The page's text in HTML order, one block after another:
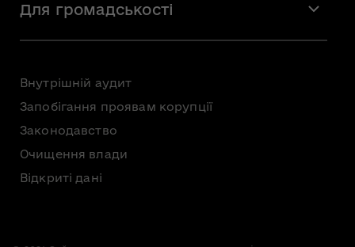
Мистецька освіта
Для громадськості
Громадська рада
Консультації з громадськістю
Доступ до публічної інформації
Безоплатна первинна правнича допомога
Внутрішній аудит
Запобігання проявам корупції
Законодавство
Очищення влади
Відкриті дані